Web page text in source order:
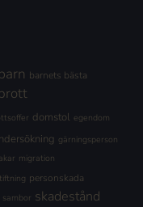
barnets bästa
domstol egendom
gärningsperson
migration
personskada
sambor skadestånd